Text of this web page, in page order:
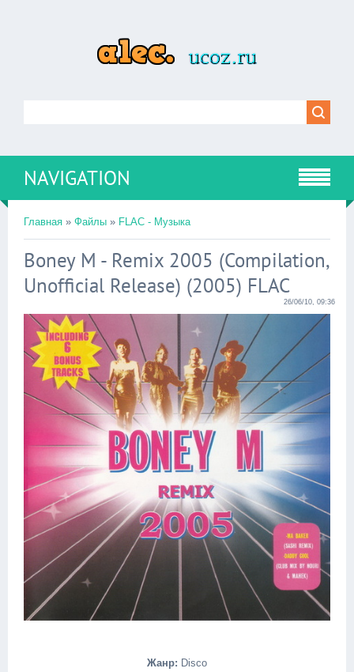
NAVIGATION
Главная » Файлы » FLAC - Музыка
Boney M - Remix 2005 (Compilation,
Unofficial Release) (2005) FLAC
26/06/10, 09:36
Жанр: Disco